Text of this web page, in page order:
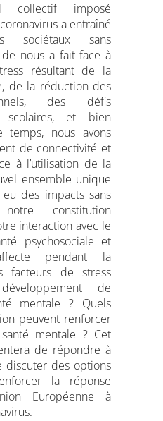
collectif imposé
a entraîné
sociétaux sans
de nous a fait face à
résultant de la
de la réduction des
des défis
scolaires, et bien
temps, nous avons
de connectivité et
à l’utilisation de la
ensemble unique
des impacts sans
constitution
interaction avec le
psychosociale et
pendant la
facteurs de stress
de
mentale ? Quels
peuvent renforcer
mentale ? Cet
de répondre à
discuter des options
la réponse
Européenne à